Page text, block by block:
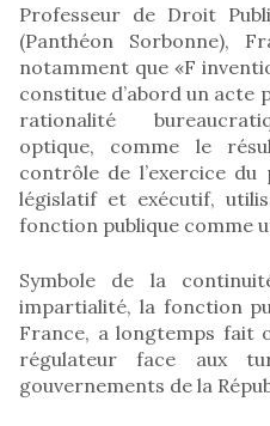
Professeur de Droit
(Panthéon Sorbonne),
notamment que «F
constitue d’abord un acte
rationalité
optique, comme le
contrôle de l’exercice
législatif et exécutif,
fonction publique comme
Symbole de la
impartialité, la fonction
France, a longtemps fait
régulateur face aux
gouvernements de la